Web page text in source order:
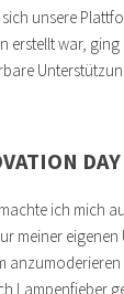
unsere
erstellt war,
ich mich
meiner
Lampenfieber